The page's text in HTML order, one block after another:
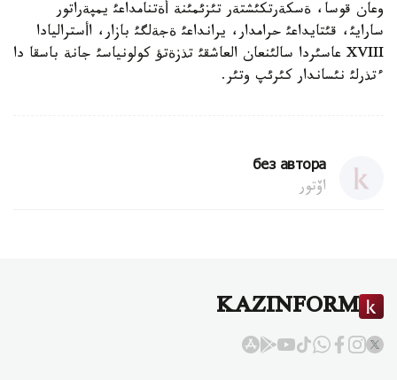
وعان قوسا، ةسكةرتكئشتةر تئزئمئنة أةتنامداعئ يمپةراتور
سارايئ، قئتايداعئ حرامدار، يرانداعئ ةجةلگئ بازار، اأستراليادا
XVIII عاسئردا سالئنعان العاشقئ تذزةتؤ كولونياسئ جانة باسقا دا
ءتذرلئ نئساندار كئرئپ وتئر.
без автора
اۆتور
KAZINFORM